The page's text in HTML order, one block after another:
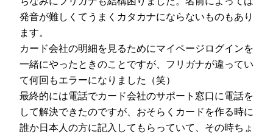
発音が難しくてうまくカタカナにならないものもあり
ます。
カード会社の明細を見るためにマイページログインを
一緒にやったときのことですが、フリガナが違ってい
て何回もエラーになりました（笑）
最終的には電話でカード会社のサポート窓口に電話を
して解決できたのですが、おそらくカードを作る時に
誰か日本人の方に記入してもらっていて、その時ちょ